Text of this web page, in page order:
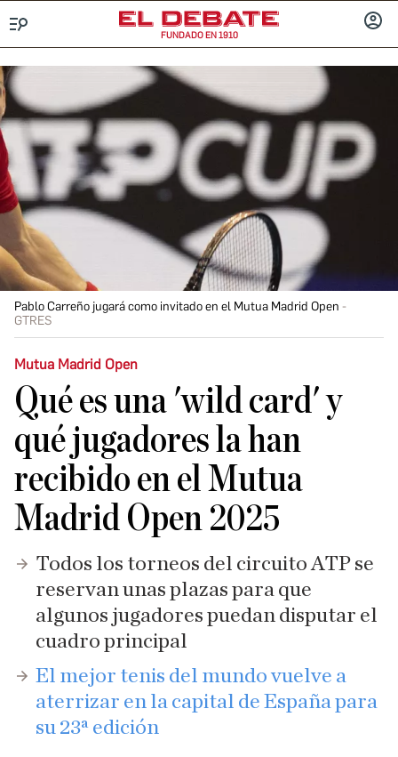
FUNDADO EN 1910
Pablo Carreño jugará como invitado en el Mutua Madrid Open
GTRES
Mutua Madrid Open
Qué es una 'wild card' y
qué jugadores la han
recibido en el Mutua
Madrid Open 2025
Todos los torneos del circuito ATP se
reservan unas plazas para que
algunos jugadores puedan disputar el
cuadro principal
El mejor tenis del mundo vuelve a
aterrizar en la capital de España para
su 23ª edición